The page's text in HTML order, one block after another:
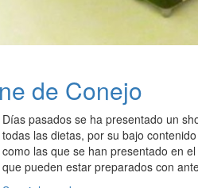
de Conejo
Días pasados se ha presentado un
todas las dietas, por su bajo
como las que se han presentado en
que pueden estar preparados con